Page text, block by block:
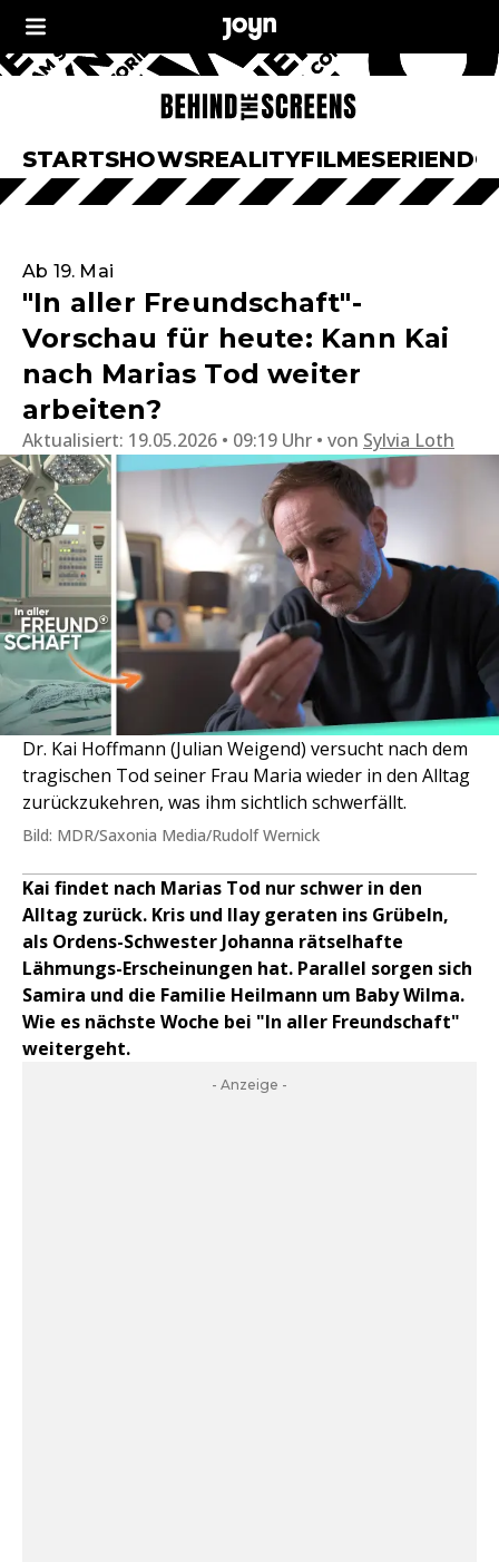
STARTSHOWSREALITYFILMESERIEN
Ab 19. Mai
"In aller Freundschaft"-
Vorschau für heute: Kann Kai
nach Marias Tod weiter
arbeiten?
Aktualisiert: 19.05.2026 • 09:19 Uhr von Sylvia Loth
Dr. Kai Hoffmann (Julian Weigend) versucht nach dem
tragischen Tod seiner Frau Maria wieder in den Alltag
zurückzukehren, was ihm sichtlich schwerfällt.
Bild: MDR/Saxonia Media/Rudolf Wernick
Kai findet nach Marias Tod nur schwer in den
Alltag zurück. Kris und Ilay geraten ins Grübeln,
als Ordens-Schwester Johanna rätselhafte
Lähmungs-Erscheinungen hat. Parallel sorgen sich
Samira und die Familie Heilmann um Baby Wilma.
Wie es nächste Woche bei "In aller Freundschaft"
weitergeht.
- Anzeige -